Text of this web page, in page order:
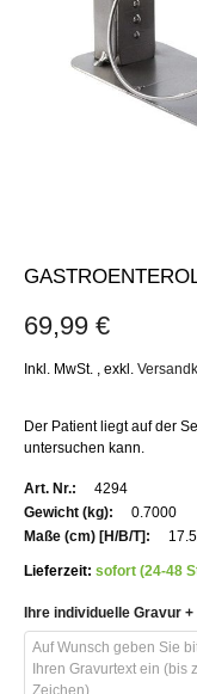
69,99 €
Inkl. MwSt. exkl.
Der Patient liegt auf der
untersuchen kann.
Weitere
Informationen
4294
0.7000
Lieferzeit: sofort (24-48
Ihre individuelle Gravur +